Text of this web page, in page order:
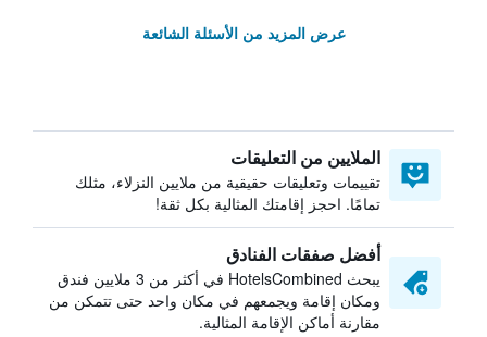
عرض المزيد من الأسئلة الشائعة
الملايين من التعليقات
تقييمات وتعليقات حقيقية من ملايين النزلاء، مثلك
تمامًا. احجز إقامتك المثالية بكل ثقة!
أفضل صفقات الفنادق
يبحث HotelsCombined في أكثر من 3 ملايين فندق
ومكان إقامة ويجمعهم في مكان واحد حتى تتمكن من
مقارنة أماكن الإقامة المثالية.